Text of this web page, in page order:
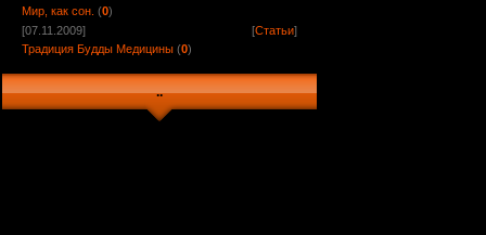
Мир, как сон. (0)
[07.11.2009]
[Статьи]
Традиция Будды Медицины (0)
..